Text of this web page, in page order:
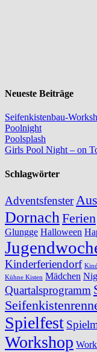
Neueste Beiträge
Seifenkistenbau-
Poolnight
Poolsplash
Girls Pool Night – on
Schlagwörter
Adventsfenster
Dornach Ferien
Glungge Halloween
Kinderferiendorf
Kühne Kisten Mädchen
Quartalsprogramm
Spielfest
Workshop